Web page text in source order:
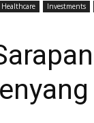
Healthcare Investments